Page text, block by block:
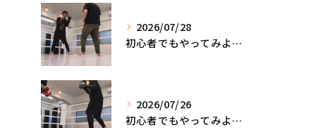
2026/07/28
初心者でもやってみよう、格闘技でダイエット脂肪燃焼🔥
2026/07/26
初心者でもやってみよう、格闘技でダイエット、脂肪燃焼🔥